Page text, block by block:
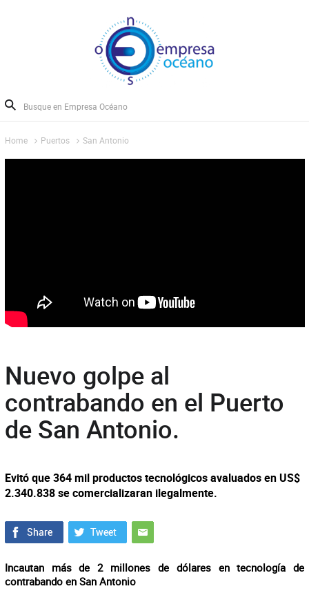
Home Puertos San Antonio
Nuevo golpe al
contrabando en el Puerto
de San Antonio.
Evitó que 364 mil productos tecnológicos avaluados en US$
2.340.838 se comercializaran ilegalmente.
Incautan más de 2 millones de dólares en tecnología de
contrabando en San Antonio